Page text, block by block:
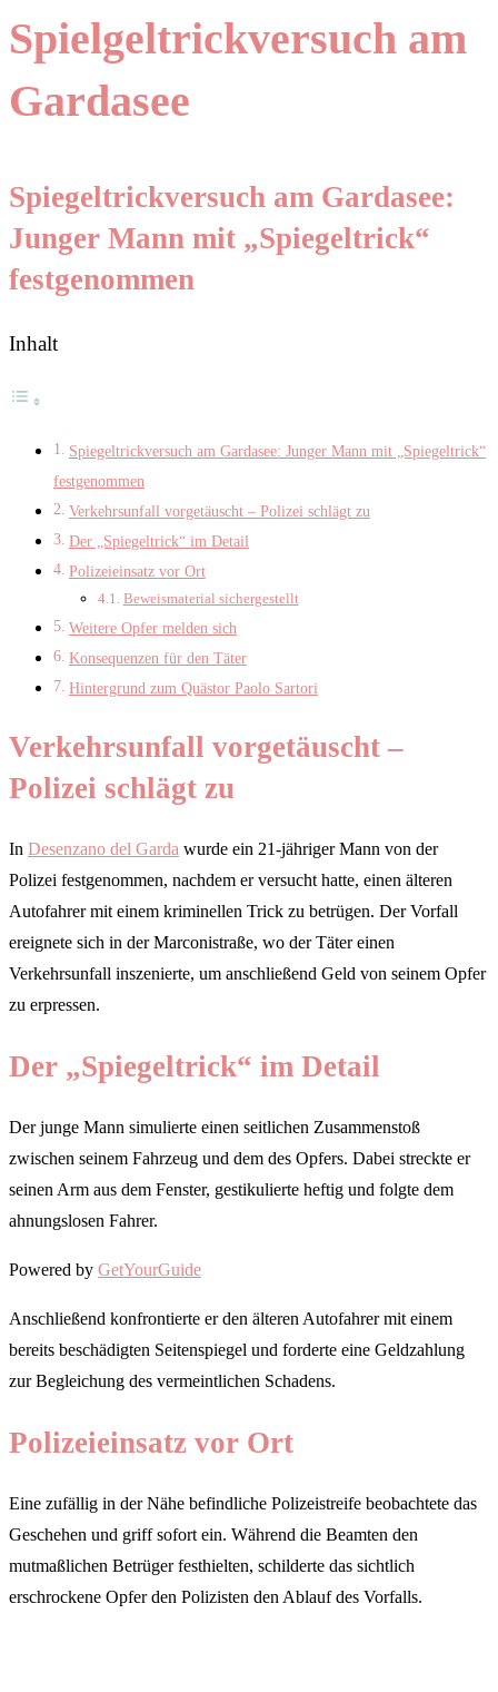
Spielgeltrickversuch am
Gardasee
Spiegeltrickversuch am Gardasee:
Junger Mann mit „Spiegeltrick“
festgenommen
Inhalt
Spiegeltrickversuch am Gardasee: Junger Mann mit „Spiegeltrick“
festgenommen
Verkehrsunfall vorgetäuscht – Polizei schlägt zu
Der „Spiegeltrick“ im Detail
Polizeieinsatz vor Ort
Beweismaterial sichergestellt
Weitere Opfer melden sich
Konsequenzen für den Täter
Hintergrund zum Quästor Paolo Sartori
Verkehrsunfall vorgetäuscht –
Polizei schlägt zu
In Desenzano del Garda wurde ein 21-jähriger Mann von der
Polizei festgenommen, nachdem er versucht hatte, einen älteren
Autofahrer mit einem kriminellen Trick zu betrügen. Der Vorfall
ereignete sich in der Marconistraße, wo der Täter einen
Verkehrsunfall inszenierte, um anschließend Geld von seinem Opfer
zu erpressen.
Der „Spiegeltrick“ im Detail
Der junge Mann simulierte einen seitlichen Zusammenstoß
zwischen seinem Fahrzeug und dem des Opfers. Dabei streckte er
seinen Arm aus dem Fenster, gestikulierte heftig und folgte dem
ahnungslosen Fahrer.
Powered by GetYourGuide
Anschließend konfrontierte er den älteren Autofahrer mit einem
bereits beschädigten Seitenspiegel und forderte eine Geldzahlung
zur Begleichung des vermeintlichen Schadens.
Polizeieinsatz vor Ort
Eine zufällig in der Nähe befindliche Polizeistreife beobachtete das
Geschehen und griff sofort ein. Während die Beamten den
mutmaßlichen Betrüger festhielten, schilderte das sichtlich
erschrockene Opfer den Polizisten den Ablauf des Vorfalls.